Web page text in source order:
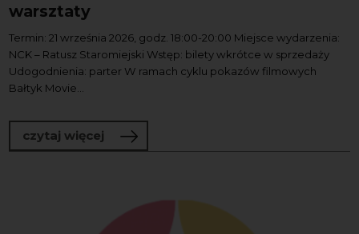
warsztaty
Termin: 21 września 2026, godz. 18:00-20:00 Miejsce wydarzenia:
NCK – Ratusz Staromiejski Wstęp: bilety wkrótce w sprzedaży
Udogodnienia: parter W ramach cyklu pokazów filmowych
Bałtyk Movie...
czytaj więcej o Skąd jesteśmy? Poszukiwanie